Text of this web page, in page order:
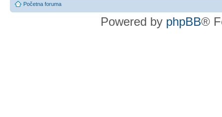
Početna foruma
Powered by phpBB®